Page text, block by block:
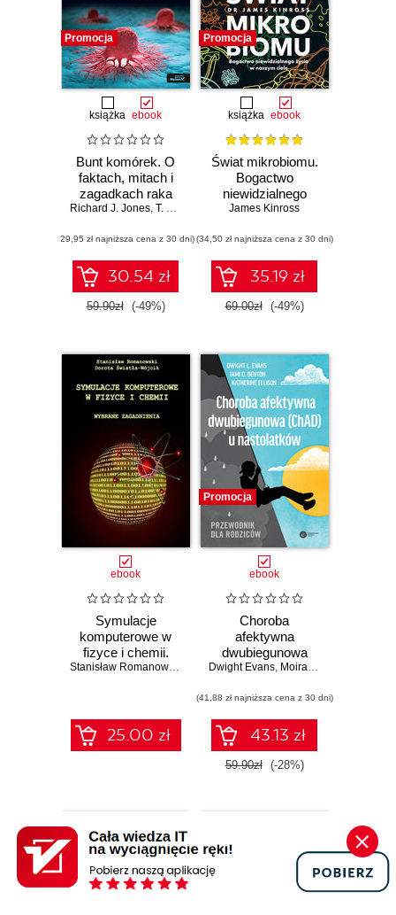
Promocja
książka ebook
Bunt komórek. O
faktach, mitach i
zagadkach raka
Richard J. Jones, T. Michael McCormick
(29,95 zł najniższa cena z 30 dni)
30.54 zł
59.90zł (-49%)
Promocja
książka ebook
Świat mikrobiomu.
Bogactwo
niewidzialnego
życia w naszym
James Kinross
(34,50 zł najniższa cena z 30 dni)
35.19 zł
69.00zł (-49%)
ebook
Symulacje
komputerowe w
fizyce i chemii.
Wybrane
Stanisław Romanowski Dorota Światła-Wójcik
25.00 zł
Promocja
ebook
Choroba
afektywna
dwubiegunowa
(ChAD) u
Przewodnik dla
rodziców
Dwight Evans, Moira Rynn
(41,88 zł najniższa cena z 30 dni)
43.13 zł
59.90zł (-28%)